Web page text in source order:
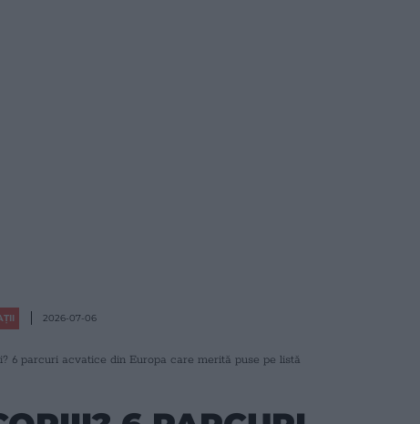
2026-07-06
6 parcuri acvatice din Europa care merită puse pe listă